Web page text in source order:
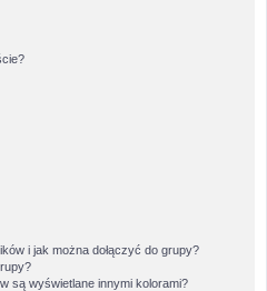
i jak można dołączyć do grupy?
są wyświetlane innymi kolorami?